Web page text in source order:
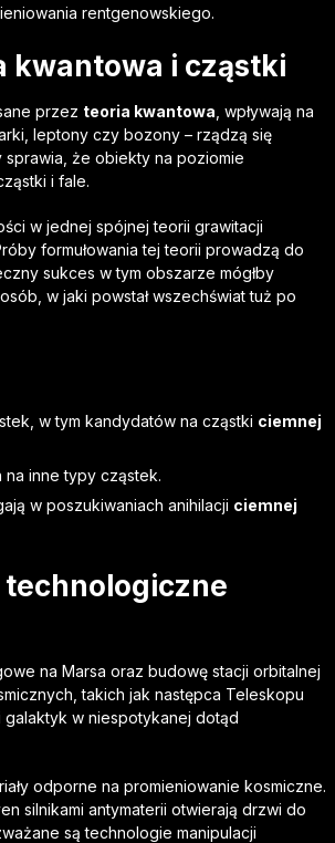
rentgenowskiego.
kwantowa i cząstki
przez teoria kwantowa , wpływają na
leptony czy bozony – rządzą się
sprawia, że obiekty na poziomie
i fale.
w jednej spójnej teorii grawitacji
formułowania tej teorii prowadzą do
sukces w tym obszarze mógłby
w jaki powstał wszechświat tuż po
w tym kandydatów na cząstki ciemnej
inne typy cząstek.
w poszukiwaniach anihilacji ciemnej
technologiczne
na Marsa oraz budowę stacji orbitalnej
takich jak następca Teleskopu
w niespotykanej dotąd
odporne na promieniowanie kosmiczne.
silnikami antymaterii otwierają drzwi do
są technologie manipulacji